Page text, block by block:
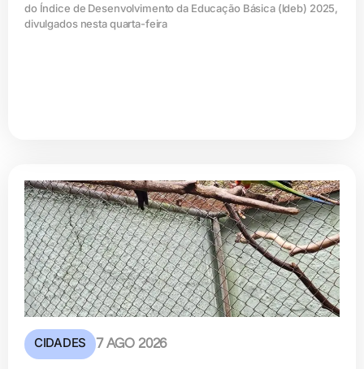
do Índice de Desenvolvimento da Educação Básica (ldeb) 2025,
divulgados nesta quarta-feira
CIDADES 7 AGO 2026